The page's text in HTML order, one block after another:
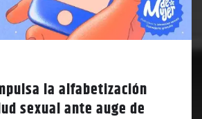
la alfabetización
sexual ante auge de